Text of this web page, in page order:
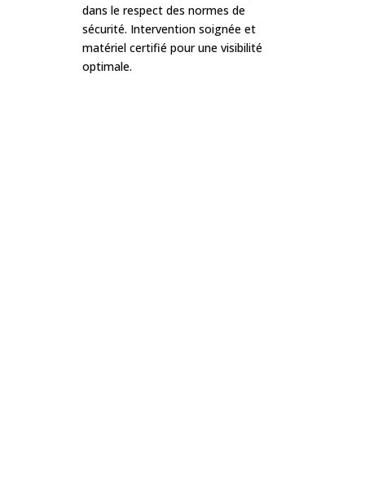
dans le respect des normes de
sécurité. Intervention soignée et
matériel certifié pour une visibilité
optimale.